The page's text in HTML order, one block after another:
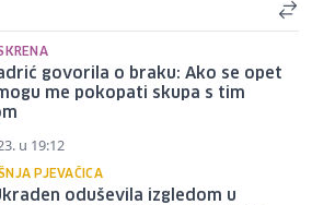
govorila o braku: Ako se opet
me pokopati skupa s tim
u 19:12
PJEVAČICA
oduševila izgledom u